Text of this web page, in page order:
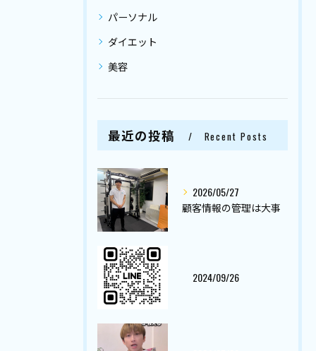
パーソナル
ダイエット
美容
最近の投稿 Recent Posts
2026/05/27
顧客情報の管理は大事
2024/09/26